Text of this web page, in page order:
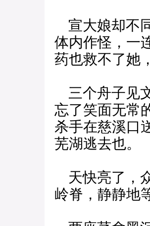
宣大娘却不
体内作怪，一
药也救不了她
三个舟子见
忘了笑面无常
杀手在慈溪口
芜湖逃去也。
天快亮了，
岭脊，静静地